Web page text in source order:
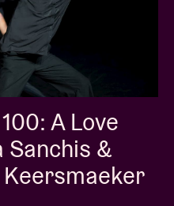
A Love
Sanchis &